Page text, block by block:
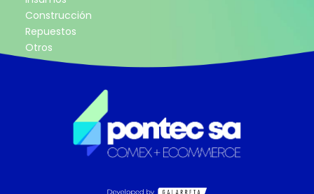
Construcción
Repuestos
Otros